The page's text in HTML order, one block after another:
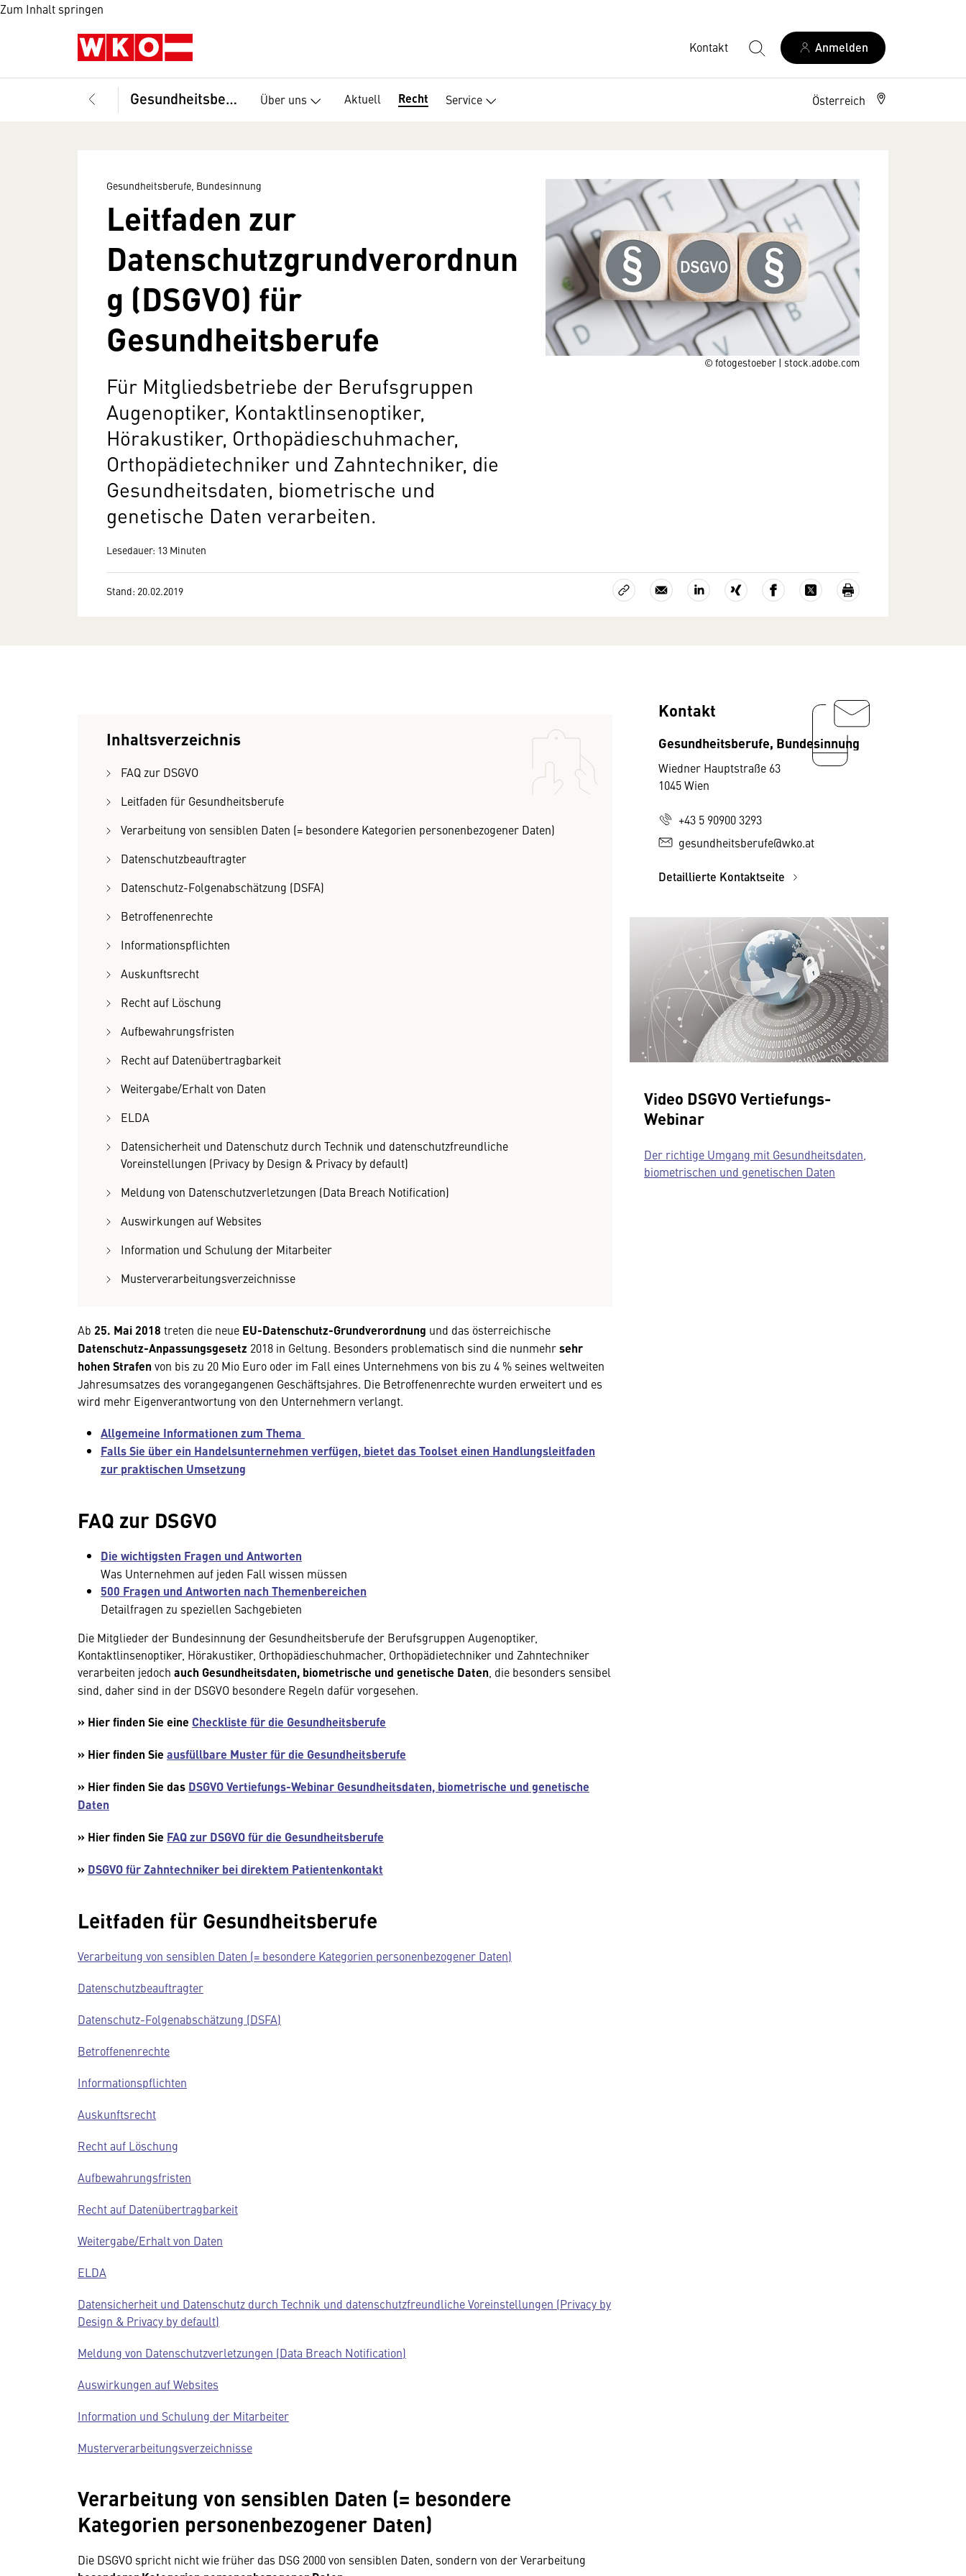
Zum Inhalt springen
Kontakt Anmelden
Gesundheitsberufe, Bundesinnung Über uns Aktuell Recht Service Österreich
© fotogestoeber | stock.adobe.com
Gesundheitsberufe, Bundesinnung
Leitfaden zur
Datenschutzgrundverordnun
g (DSGVO) für
Gesundheitsberufe
Für Mitgliedsbetriebe der Berufsgruppen
Augenoptiker, Kontaktlinsenoptiker,
Hörakustiker, Orthopädieschuhmacher,
Orthopädietechniker und Zahntechniker, die
Gesundheitsdaten, biometrische und
genetische Daten verarbeiten.
Lesedauer: 13 Minuten
Stand: 20.02.2019
Inhaltsverzeichnis
FAQ zur DSGVO
Leitfaden für Gesundheitsberufe
Verarbeitung von sensiblen Daten (= besondere Kategorien personenbezogener Daten)
Datenschutzbeauftragter
Datenschutz-Folgenabschätzung (DSFA)
Betroffenenrechte
Informationspflichten
Auskunftsrecht
Recht auf Löschung
Aufbewahrungsfristen
Recht auf Datenübertragbarkeit
Weitergabe/Erhalt von Daten
ELDA
Datensicherheit und Datenschutz durch Technik und datenschutzfreundliche
Voreinstellungen (Privacy by Design & Privacy by default)
Meldung von Datenschutzverletzungen (Data Breach Notification)
Auswirkungen auf Websites
Information und Schulung der Mitarbeiter
Musterverarbeitungsverzeichnisse
Ab 25. Mai 2018 treten die neue EU-Datenschutz-Grundverordnung und das österreichische
Datenschutz-Anpassungsgesetz 2018 in Geltung. Besonders problematisch sind die nunmehrsehr
hohen Strafen von bis zu 20 Mio Euro oder im Fall eines Unternehmens von bis zu 4 % seines weltweiten
Jahresumsatzes des vorangegangenen Geschäftsjahres. Die Betroffenenrechte wurden erweitert und es
wird mehr Eigenverantwortung von den Unternehmern verlangt.
Allgemeine Informationen zum Thema
Falls Sie über ein Handelsunternehmen verfügen, bietet das Toolset einen Handlungsleitfaden
zur praktischen Umsetzung
FAQ zur DSGVO
Die wichtigsten Fragen und Antworten
Was Unternehmen auf jeden Fall wissen müssen
500 Fragen und Antworten nach Themenbereichen
Detailfragen zu speziellen Sachgebieten
Die Mitglieder der Bundesinnung der Gesundheitsberufe der Berufsgruppen Augenoptiker,
Kontaktlinsenoptiker, Hörakustiker, Orthopädieschuhmacher, Orthopädietechniker und Zahntechniker
verarbeiten jedoch auch Gesundheitsdaten, biometrische und genetische Daten , die besonders sensibel
sind, daher sind in der DSGVO besondere Regeln dafür vorgesehen.
» Hier finden Sie eine Checkliste für die Gesundheitsberufe
» Hier finden Sie ausfüllbare Muster für die Gesundheitsberufe
» Hier finden Sie das DSGVO Vertiefungs-Webinar Gesundheitsdaten, biometrische und genetische
Daten
» Hier finden Sie FAQ zur DSGVO für die Gesundheitsberufe
» DSGVO für Zahntechniker bei direktem Patientenkontakt
Leitfaden für Gesundheitsberufe
Verarbeitung von sensiblen Daten (= besondere Kategorien personenbezogener Daten)
Datenschutzbeauftragter
Datenschutz-Folgenabschätzung (DSFA)
Betroffenenrechte
Informationspflichten
Auskunftsrecht
Recht auf Löschung
Aufbewahrungsfristen
Recht auf Datenübertragbarkeit
Weitergabe/Erhalt von Daten
ELDA
Datensicherheit und Datenschutz durch Technik und datenschutzfreundliche Voreinstellungen (Privacy by
Design & Privacy by default)
Meldung von Datenschutzverletzungen (Data Breach Notification)
Auswirkungen auf Websites
Information und Schulung der Mitarbeiter
Musterverarbeitungsverzeichnisse
Verarbeitung von sensiblen Daten (= besondere
Kategorien personenbezogener Daten)
Die DSGVO spricht nicht wie früher das DSG 2000 von sensiblen Daten, sondern von der Verarbeitung
Kontakt
Gesundheitsberufe, Bundesinnung
Wiedner Hauptstraße 63
1045 Wien
+43 5 90900 3293
gesundheitsberufe@wko.at
Detaillierte Kontaktseite
Video DSGVO Vertiefungs-
Webinar
Der richtige Umgang mit Gesundheitsdaten,
biometrischen und genetischen Daten